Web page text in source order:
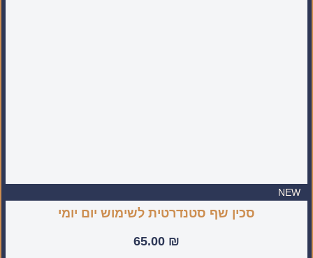
NEW
סכין שף סטנדרטית לשימוש יום יומי
65.00 ₪